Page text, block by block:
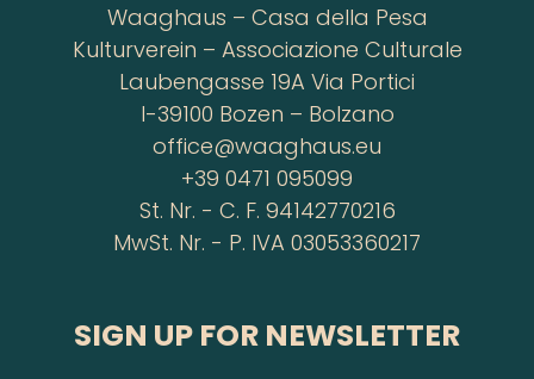
Waaghaus – Casa della Pesa
Kulturverein – Associazione Culturale
Laubengasse 19A Via Portici
I-39100 Bozen – Bolzano
office@waaghaus.eu
+39 0471 095099
St. Nr. - C. F. 94142770216
MwSt. Nr. - P. IVA 03053360217
SIGN UP FOR NEWSLETTER